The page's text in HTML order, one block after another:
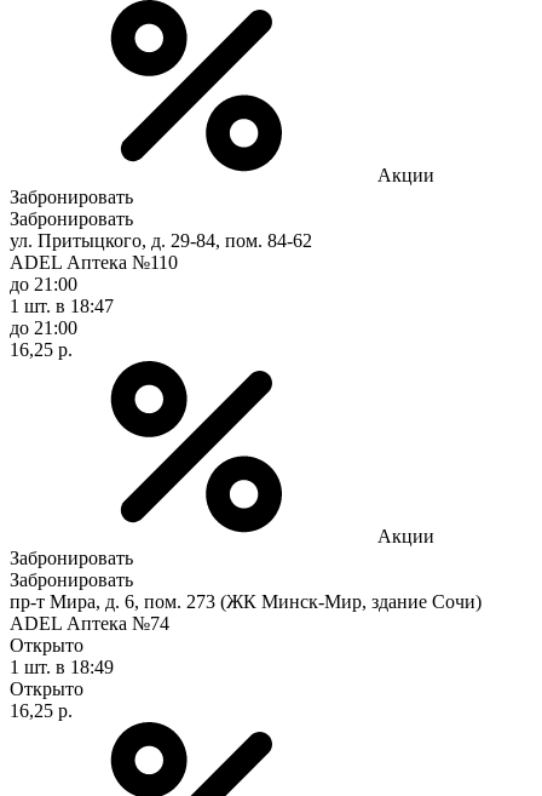
Акции
Забронировать
Забронировать
ул. Притыцкого, д. 29-84, пом. 84-62
ADEL Аптека №110
до 21:00
1 шт. в 18:47
до 21:00
16,25 р.
Акции
Забронировать
Забронировать
пр-т Мира, д. 6, пом. 273 (ЖК Минск-Мир, здание Сочи)
ADEL Аптека №74
Открыто
1 шт. в 18:49
Открыто
16,25 р.